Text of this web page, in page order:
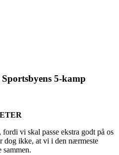
5-kamp
fordi vi skal passe ekstra godt på os
dog ikke, at vi i den nærmeste